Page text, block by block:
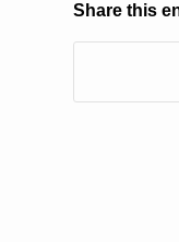
Share this